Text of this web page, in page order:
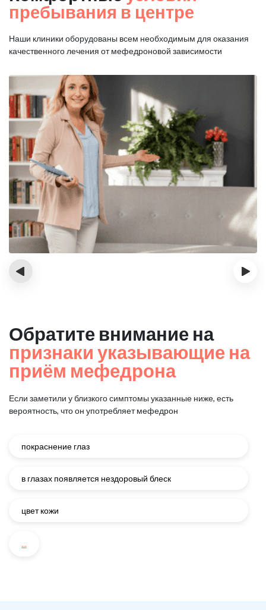
пребывания в центре
Наши клиники оборудованы всем необходимым для оказания
качественного лечения от мефедроновой зависимости
‹ ›
Обратите внимание на
признаки указывающие на
приём мефедрона
Если заметили у близкого симптомы указанные ниже, есть
вероятность, что он употребляет мефедрон
покраснение глаз
в глазах появляется нездоровый блеск
цвет кожи
...